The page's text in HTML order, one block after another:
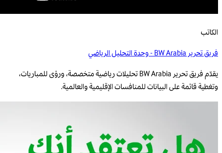
الكاتب
فريق تحرير BW Arabia - وحدة التحليل الرياضي
يقدّم فريق تحرير BW Arabia تحليلات رياضية متخصصة، ورؤى للمباريات،
وتغطية قائمة على البيانات للمنافسات الإقليمية والعالمية.